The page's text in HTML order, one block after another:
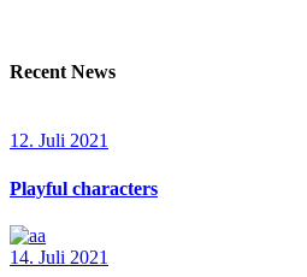
Recent News
12. Juli 2021
Playful characters
14. Juli 2021